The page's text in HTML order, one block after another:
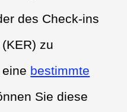
des Check-ins
zu
bestimmte
Sie diese